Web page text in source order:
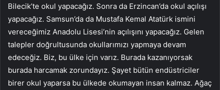
Bilecik’te okul yapacağız. Sonra da Erzincan’da okul açılışı
yapacağız. Samsun’da da Mustafa Kemal Atatürk ismini
vereceğimiz Anadolu Lisesi’nin açılışını yapacağız. Gelen
talepler doğrultusunda okullarımızı yapmaya devam
edeceğiz. Biz, bu ülke için varız. Burada kazanıyorsak
burada harcamak zorundayız. Şayet bütün endüstriciler
birer okul yaparsa bu ülkede okumayan insan kalmaz. Ağaç